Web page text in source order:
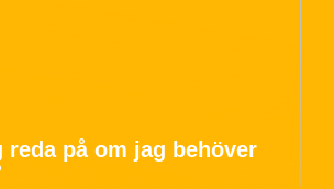
reda på om jag behöver